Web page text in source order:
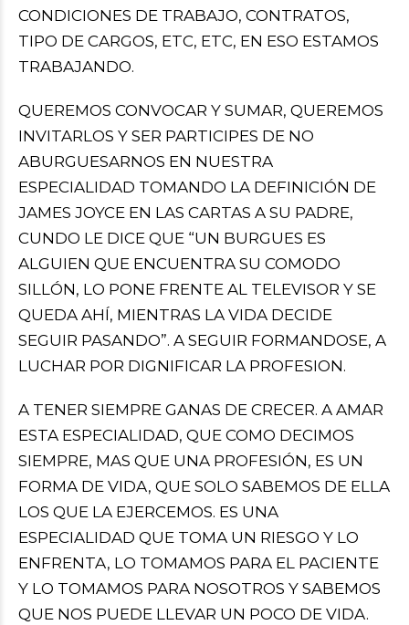
CONDICIONES DE TRABAJO, CONTRATOS,
TIPO DE CARGOS, ETC, ETC, EN ESO ESTAMOS
TRABAJANDO.
QUEREMOS CONVOCAR Y SUMAR, QUEREMOS
INVITARLOS Y SER PARTICIPES DE NO
ABURGUESARNOS EN NUESTRA
ESPECIALIDAD TOMANDO LA DEFINICIÓN DE
JAMES JOYCE EN LAS CARTAS A SU PADRE,
CUNDO LE DICE QUE “UN BURGUES ES
ALGUIEN QUE ENCUENTRA SU COMODO
SILLÓN, LO PONE FRENTE AL TELEVISOR Y SE
QUEDA AHÍ, MIENTRAS LA VIDA DECIDE
SEGUIR PASANDO”. A SEGUIR FORMANDOSE, A
LUCHAR POR DIGNIFICAR LA PROFESION.
A TENER SIEMPRE GANAS DE CRECER. A AMAR
ESTA ESPECIALIDAD, QUE COMO DECIMOS
SIEMPRE, MAS QUE UNA PROFESIÓN, ES UN
FORMA DE VIDA, QUE SOLO SABEMOS DE ELLA
LOS QUE LA EJERCEMOS. ES UNA
ESPECIALIDAD QUE TOMA UN RIESGO Y LO
ENFRENTA, LO TOMAMOS PARA EL PACIENTE
Y LO TOMAMOS PARA NOSOTROS Y SABEMOS
QUE NOS PUEDE LLEVAR UN POCO DE VIDA.